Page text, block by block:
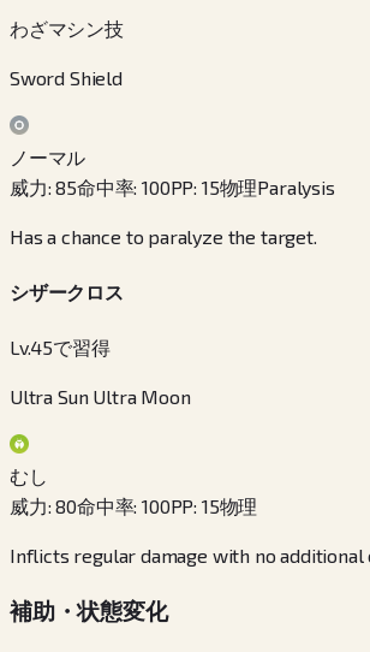
わざマシン技
Sword Shield
ノーマル
威力:85命中率:100PP: 15物理Paralysis
Has a chance to paralyze the target.
シザークロス
Lv.45で習得
Ultra Sun Ultra Moon
むし
威力:80命中率:100PP: 15物理
Inflicts regular damage with no additional
補助・状態変化